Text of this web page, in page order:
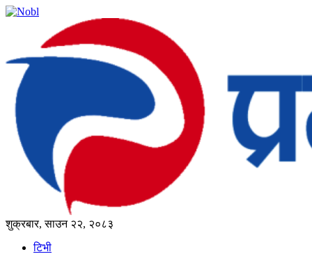
शुक्रबार, साउन २२, २०८३
टिभी